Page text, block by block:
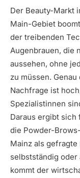
Der Beauty-Markt
Main-Gebiet
der treibenden
Augenbrauen, die
aussehen, ohne
zu müssen.
Nachfrage ist
Spezialistinnen
Daraus ergibt sich
die Powder-
Mainz als
selbstständig
kommt der